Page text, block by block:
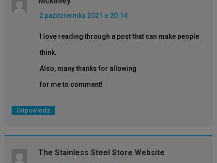
2 października 2021 o 20:14
I love reading through a post that can make people
think.
Also, many thanks for allowing
for me to comment!
Odpowiedz
The Stainless Steel Store Website